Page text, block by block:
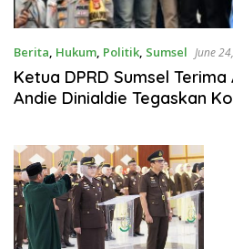
Berita, Hukum, Politik, Sumsel June
Ketua DPRD Sumsel Terima
Andie Dinialdie Tegaskan